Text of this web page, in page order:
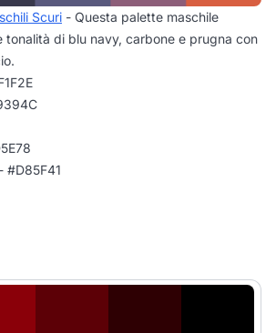
Scuri - Questa palette maschile
tonalità di blu navy, carbone e prugna con
- #D85F41